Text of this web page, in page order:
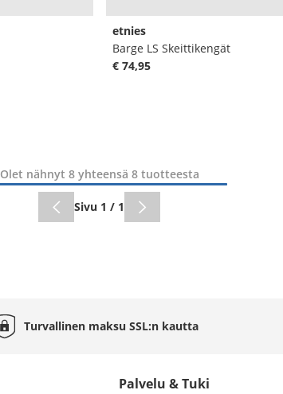
etnies
Barge LS Skeittikengät
€ 74,95
Olet nähnyt 8 yhteensä 8 tuotteesta
Sivu 1 / 1
Turvallinen maksu SSL:nkautta
Palvelu & Tuki